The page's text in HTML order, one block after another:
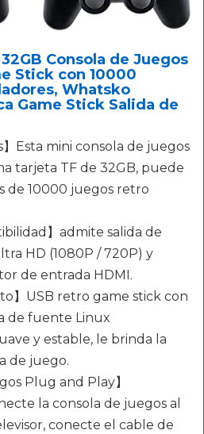
Consola de Juegos
Stick con 10000
Whatsko
Game Stick Salida de
】Esta mini consola de juegos
tarjeta TF de 32GB, puede
de 10000 juegos retro
】admite salida de
HD (1080P / 720P) y
de entrada HDMI.
】USB retro game stick con
de fuente Linux
y estable, le brinda la
de juego.
Plug and Play】
la consola de juegos al
conecte el cable de